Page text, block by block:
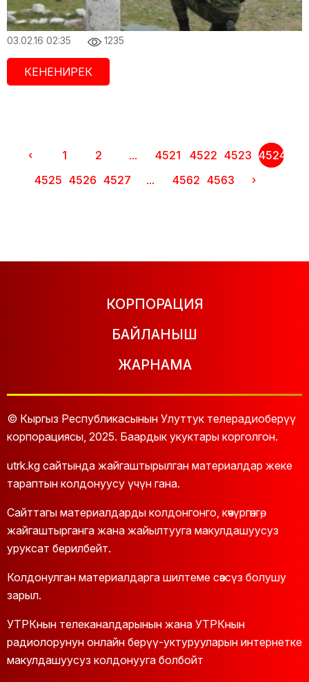
03.02.16 02:35 1235
КЕНЕНИРЕК
‹ 1 2 ... 4521 4522 4523 4524
4525 4526 4527 ... 4562 4563 ›
КОРПОРАЦИЯ
БАЙЛАНЫШ
ЖАРНАМА
© Кыргыз Республикасынын Улуттук телерадиоберүү
корпорациясы, 2025. Баардык укуктары корголгон.
utrk.kg сайтында жайгаштырылган материалдар жеке
тараптын колдонуусу үчүн гана.
Сайттагы материалдарды колдонгонго, көчүргөнгө,
жайгаштырганга жана жайылтууга макулдашуусуз
уруксат берилбейт.
Колдонулган материалдарга шилтеме сөзсүз болушу
зарыл.
УТРКнын телеканалдарынын жана УТРКнын
радиолорунун онлайн берүү-уктурууларын интернетке
макулдашуусуз колдонууга болбойт